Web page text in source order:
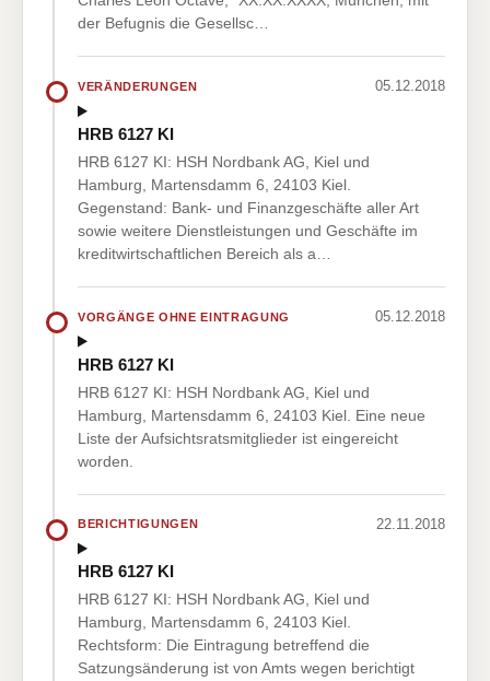
der Befugnis die Gesellsc…
VERÄNDERUNGEN 05.12.2018
HRB 6127 KI
HRB 6127 KI: HSH Nordbank AG, Kiel und
Hamburg, Martensdamm 6, 24103 Kiel.
Gegenstand: Bank- und Finanzgeschäfte aller Art
sowie weitere Dienstleistungen und Geschäfte im
kreditwirtschaftlichen Bereich als a…
VORGÄNGE OHNE EINTRAGUNG 05.12.2018
HRB 6127 KI
HRB 6127 KI: HSH Nordbank AG, Kiel und
Hamburg, Martensdamm 6, 24103 Kiel. Eine neue
Liste der Aufsichtsratsmitglieder ist eingereicht
worden.
BERICHTIGUNGEN 22.11.2018
HRB 6127 KI
HRB 6127 KI: HSH Nordbank AG, Kiel und
Hamburg, Martensdamm 6, 24103 Kiel.
Rechtsform: Die Eintragung betreffend die
Satzungsänderung ist von Amts wegen berichtigt